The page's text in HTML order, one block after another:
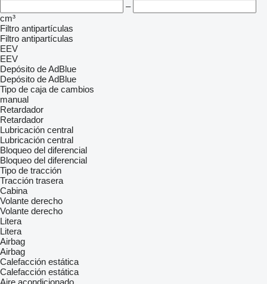
–
cm³
Filtro antipartículas
Filtro antipartículas
EEV
EEV
Depósito de AdBlue
Depósito de AdBlue
Tipo de caja de cambios
manual
Retardador
Retardador
Lubricación central
Lubricación central
Bloqueo del diferencial
Bloqueo del diferencial
Tipo de tracción
Tracción trasera
Cabina
Volante derecho
Volante derecho
Litera
Litera
Airbag
Airbag
Calefacción estática
Calefacción estática
Aire acondicionado